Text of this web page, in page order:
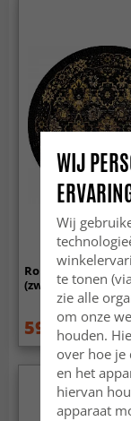
Rond vloerkleed -
(zwart/goud)
59.99 € 84.99 €
WIJ
Wij
te tonen
zie alle
om onze
houden.
over hoe je
en het
hiervan
apparaat